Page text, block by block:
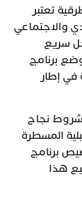
تعتبر
والاجتماعي
حل سريع
برنامج
في إطار
شروط نجاح
المسطرة
برنامج
هذا